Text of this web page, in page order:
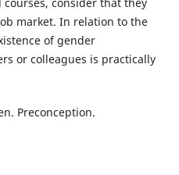
market. In relation to the
of gender
or colleagues is practically
Preconception.